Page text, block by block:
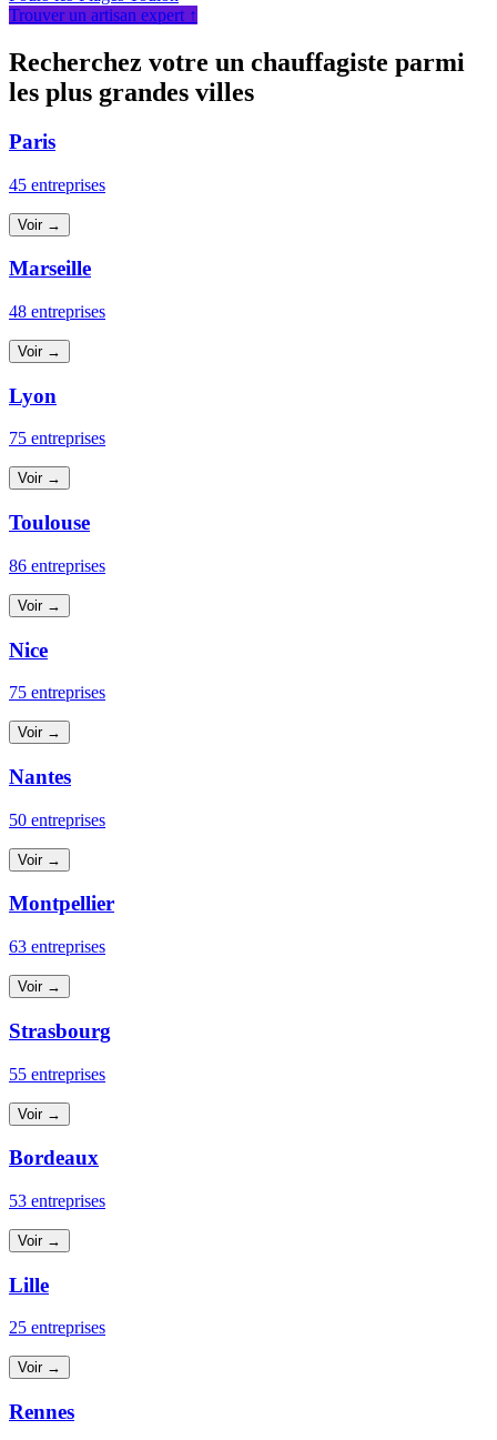
Trouver un artisan expert ↑
Recherchez votre un chauffagiste parmi
les plus grandes villes
Paris
45 entreprises
Voir →
Marseille
48 entreprises
Voir →
Lyon
75 entreprises
Voir →
Toulouse
86 entreprises
Voir →
Nice
75 entreprises
Voir →
Nantes
50 entreprises
Voir →
Montpellier
63 entreprises
Voir →
Strasbourg
55 entreprises
Voir →
Bordeaux
53 entreprises
Voir →
Lille
25 entreprises
Voir →
Rennes